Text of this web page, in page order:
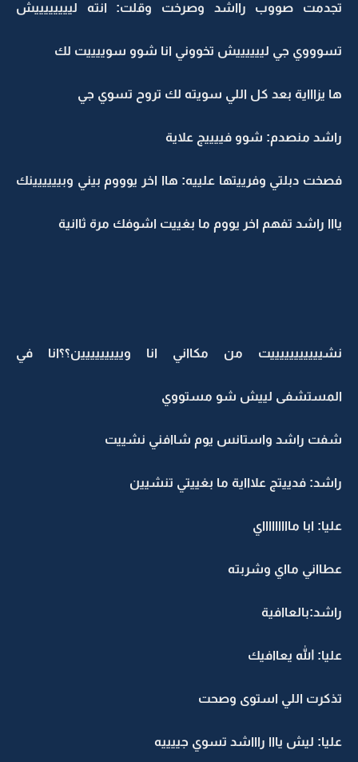
تجدمت صووب رااشد وصرخت وقلت: انته لييييييييش
تسوووي جي لييييييش تخووني انا شوو سوييييت لك
ها يزاااية بعد كل اللي سويته لك تروح تسوي جي
راشد منصدم: شوو فييييج علاية
فصخت دبلتي وفرييتها علييه: هاا اخر يوووم بيني وبيييييينك
يااا راشد تفهم اخر يووم ما بغييت اشوفك مرة ثاانية
نشيييييييييييت من مكااني انا وييييييييين؟؟انا في
المستشفى لييش شو مستووي
شفت راشد واستانس يوم شاافني نشييت
راشد: فدييتج علاااية ما بغييتي تنشيين
عليا: ابا ماااااااااي
عطااني مااي وشربته
راشد:بالعاافية
عليا: الله يعاافيك
تذكرت اللي استوى وصحت
عليا: ليش يااا راااشد تسوي جييييه